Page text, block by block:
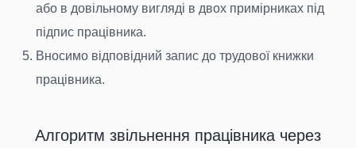
або в довільному вигляді в двох примірниках під
підпис працівника.
Вносимо відповідний запис до трудової книжки
працівника.
Алгоритм звільнення працівника через